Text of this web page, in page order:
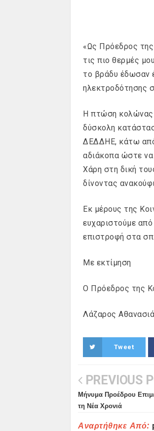
«Ως Πρόεδρος
τις πιο θερμές
το βράδυ έδωσαν
ηλεκτροδότησης
Η πτώση κολώνας
δύσκολη
ΔΕΔΔΗΕ, κάτω από
αδιάκοπα ώστε να
Χάρη στη δική
δίνοντας
Εκ μέρους της
ευχαριστούμε
επιστροφή στα
Με εκτίμηση
Ο Πρόεδρος της
Λάζαρος
Tweet
PREVIOUS
Μήνυμα Προέδρου
τη Νέα Χρονιά
Αναρτήθηκε Από: